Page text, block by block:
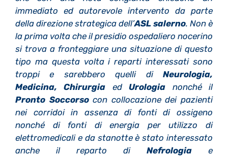
immediato ed autorevole intervento da parte
della direzione strategica dell’ASL salerno. Non è
la prima volta che il presidio ospedaliero nocerino
si trova a fronteggiare una situazione di questo
tipo ma questa volta i reparti interessati sono
troppi e sarebbero quelli di Neurologia,
Medicina, Chirurgia edUrologia nonché il
Pronto Soccorsocon collocazione dei pazienti
nei corridoi in assenza di fonti di ossigeno
nonché di fonti di energia per utilizzo di
elettromedicali e da stanotte è stato interessato
anche il reparto di Nefrologia e